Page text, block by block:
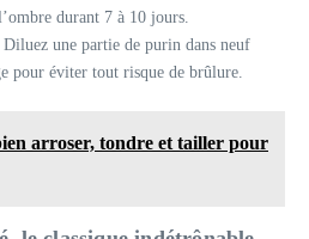
durant 7 à 10 jours.
Diluez une partie de purin dans neuf
pour éviter tout risque de brûlure.
arroser, tondre et tailler pour